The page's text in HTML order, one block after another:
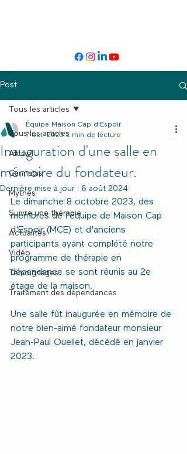
Post
Tous les articles
Alcool
Cannabis
Mythes
Suivre une thérapie
Actualités
Vidéo
Témoignages
Traitement des dépendances
Tous les articles
Inauguration d'une salle en
mémoire du fondateur.
Équipe Maison Cap d'Espoir
7 oct. 2023 1 min de lecture
Dernière mise à jour : 6 août 2024
Le dimanche 8 octobre 2023, des
membres de l'équipe de Maison Cap
d'Espoir (MCE) et d'anciens
participants ayant complété notre
programme de thérapie en
dépendance se sont réunis au 2e
étage de la maison.
Une salle fût inaugurée en mémoire de
notre bien-aimé fondateur monsieur
Jean-Paul Ouellet, décédé en janvier
2023.